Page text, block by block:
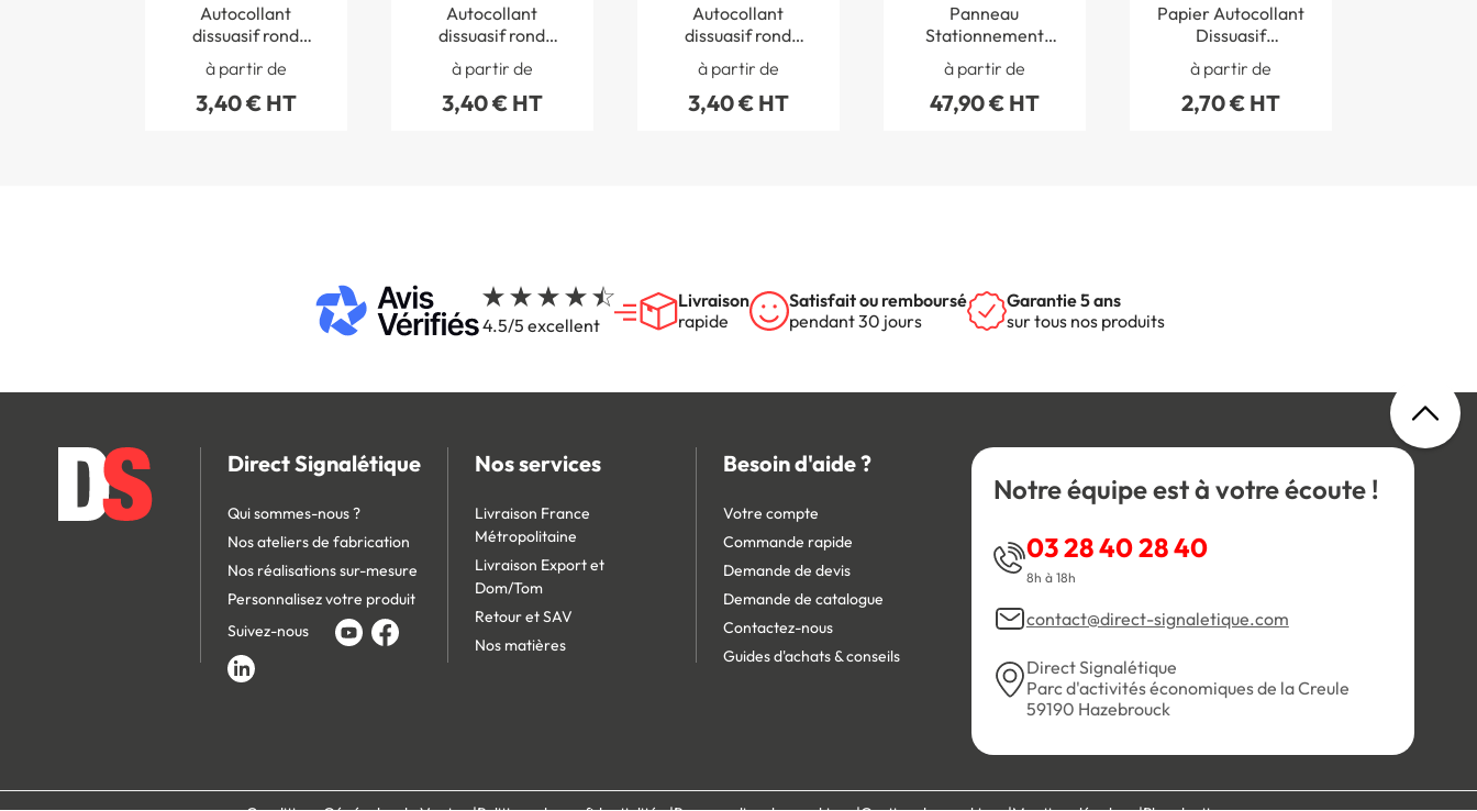
Autocollant
dissuasif rond
Emplacement
Réservé à coller sur
les vitres de voiture
à partir de
3,40 € HT
Autocollant
dissuasif rond
Stationnement
Génant à coller sur
les vitres de voiture
à partir de
3,40 € HT
Autocollant
dissuasif rond
Stationnement
Interdit à coller sur
les vitres de voiture
à partir de
3,40 € HT
Panneau
Stationnement
gênant mise en
fourrière - Fond
blanc - H 250 x L
à partir de
47,90 € HT
Papier Autocollant
Dissuasif
Rectangulaire
Stationnement
Interdit - H 150 x L
à partir de
2,70 € HT
4.5/5 excellent
Livraison
rapide
Satisfait ou remboursé
pendant 30 jours
Garantie 5 ans
sur tous nos produits
Direct Signalétique
Qui sommes-nous ?
Nos ateliers de fabrication
Nos réalisations sur-mesure
Personnalisez votre produit
Suivez-nous
Nos services
Livraison France
Métropolitaine
Livraison Export et
Dom/Tom
Retour et SAV
Nos matières
Besoin d'aide ?
Votre compte
Commande rapide
Demande de devis
Demande de catalogue
Contactez-nous
Guides d'achats & conseils
Notre équipe est à votre écoute !
03 28 40 28 40
8h à 18h
contact@direct-signaletique.com
Direct Signalétique
Parc d'activités économiques de la Creule
59190 Hazebrouck